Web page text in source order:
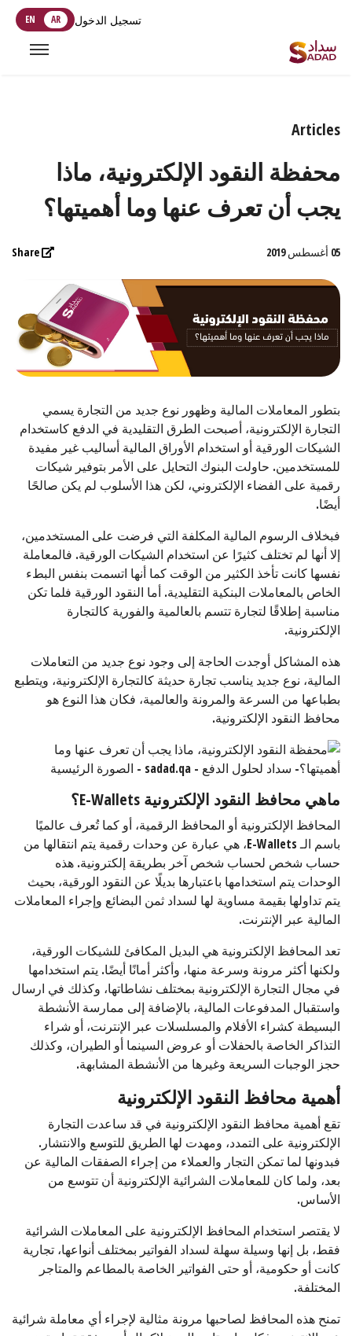
تسجيل الدخول EN AR
Articles
محفظة النقود الإلكترونية، ماذا
يجب أن تعرف عنها وما أهميتها؟
05 أغسطس 2019 Share
بتطور المعاملات المالية وظهور نوع جديد من التجارة يسمي
التجارة الإلكترونية، أصبحت الطرق التقليدية في الدفع كاستخدام
الشيكات الورقية أو استخدام الأوراق المالية أساليب غير مفيدة
للمستخدمين. حاولت البنوك التحايل على الأمر بتوفير شيكات
رقمية على الفضاء الإلكتروني، لكن هذا الأسلوب لم يكن صالحًا
أيضًا.
فبخلاف الرسوم المالية المكلفة التي فرضت على المستخدمين،
إلا أنها لم تختلف كثيرًا عن استخدام الشيكات الورقية. فالمعاملة
نفسها كانت تأخذ الكثير من الوقت كما أنها اتسمت بنفس البطء
الخاص بالمعاملات البنكية التقليدية. أما النقود الورقية فلما تكن
مناسبة إطلاقًا لتجارة تتسم بالعالمية والفورية كالتجارة
الإلكترونية.
هذه المشاكل أوجدت الحاجة إلى وجود نوع جديد من التعاملات
المالية، نوع جديد يناسب تجارة حديثة كالتجارة الإلكترونية، ويتطبع
بطباعها من السرعة والمرونة والعالمية، فكان هذا النوع هو
محافظ النقود الإلكترونية.
ماهي محافظ النقود الإلكترونية E-Wallets؟
المحافظ الإلكترونية أو المحافظ الرقمية، أو كما تُعرف عالميًا
باسم الـ E-Wallets، هي عبارة عن وحدات رقمية يتم انتقالها من
حساب شخص لحساب شخص آخر بطريقة إلكترونية. هذه
الوحدات يتم استخدامها باعتبارها بديلًا عن النقود الورقية، بحيث
يتم تداولها بقيمة مساوية لها لسداد ثمن البضائع وإجراء المعاملات
المالية عبر الإنترنت.
تعد المحافظ الإلكترونية هي البديل المكافئ للشيكات الورقية،
ولكنها أكثر مرونة وسرعة منها، وأكثر أمانًا أيضًا. يتم استخدامها
في مجال التجارة الإلكترونية بمختلف نشاطاتها، وكذلك في ارسال
واستقبال المدفوعات المالية، بالإضافة إلى ممارسة الأنشطة
البسيطة كشراء الأفلام والمسلسلات عبر الإنترنت، أو شراء
التذاكر الخاصة بالحفلات أو عروض السينما أو الطيران، وكذلك
حجز الوجبات السريعة وغيرها من الأنشطة المشابهة.
أهمية محافظ النقود الإلكترونية
تقع أهمية محافظ النقود الإلكترونية في قد ساعدت التجارة
الإلكترونية على التمدد، ومهدت لها الطريق للتوسع والانتشار.
فبدونها لما تمكن التجار والعملاء من إجراء الصفقات المالية عن
بعد، ولما كان للمعاملات الشرائية الإلكترونية أن تتوسع من
الأساس.
لا يقتصر استخدام المحافظ الإلكترونية على المعاملات الشرائية
فقط، بل إنها وسيلة سهلة لسداد الفواتير بمختلف أنواعها، تجارية
كانت أو حكومية، أو حتى الفواتير الخاصة بالمطاعم والمتاجر
المختلفة.
تمنح هذه المحافظ لصاحبها مرونة مثالية لإجراء أي معاملة شرائية